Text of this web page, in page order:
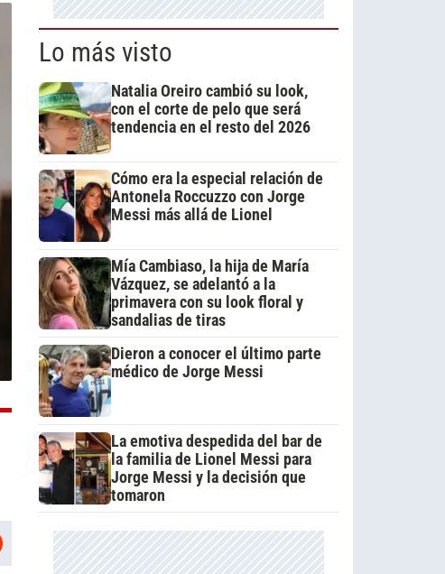
Lo más visto
Natalia Oreiro cambió su look,
con el corte de pelo que será
tendencia en el resto del 2026
Cómo era la especial relación de
Antonela Roccuzzo con Jorge
Messi más allá de Lionel
Mía Cambiaso, la hija de María
Vázquez, se adelantó a la
primavera con su look floral y
sandalias de tiras
Dieron a conocer el último parte
médico de Jorge Messi
La emotiva despedida del bar de
la familia de Lionel Messi para
Jorge Messi y la decisión que
tomaron